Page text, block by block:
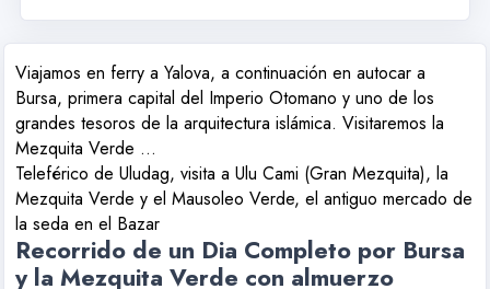
Viajamos en ferry a Yalova, a continuación en autocar a
Bursa, primera capital del Imperio Otomano y uno de los
grandes tesoros de la arquitectura islámica. Visitaremos la
Mezquita Verde ...
Teleférico de Uludag, visita a Ulu Cami (Gran Mezquita), la
Mezquita Verde y el Mausoleo Verde, el antiguo mercado de
la seda en el Bazar
Recorrido de un Dia Completo por Bursa
y la Mezquita Verde con almuerzo